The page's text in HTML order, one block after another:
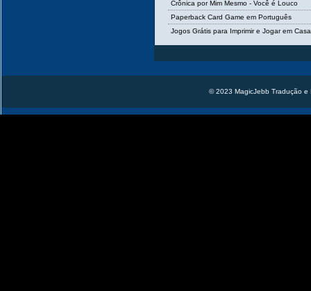
Crônica por Mim Mesmo - Você é Louco
Paperback Card Game em Português
Jogos Grátis para Imprimir e Jogar em
© 2023 MagicJebb Tradução e